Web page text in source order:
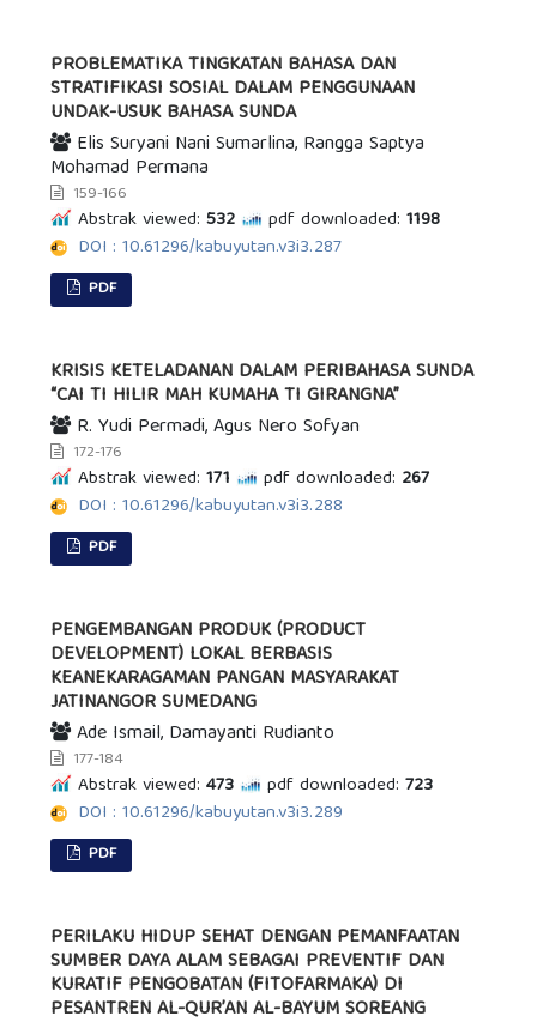
PROBLEMATIKA TINGKATAN BAHASA DAN
STRATIFIKASI SOSIAL DALAM PENGGUNAAN
UNDAK-USUK BAHASA SUNDA
Elis Suryani Nani Sumarlina, Rangga Saptya
Mohamad Permana
159-166
Abstrak viewed: 532 pdf downloaded: 1198
DOI : 10.61296/kabuyutan.v3i3.287
PDF
KRISIS KETELADANAN DALAM PERIBAHASA SUNDA
“CAI TI HILIR MAH KUMAHA TI GIRANGNA”
R. Yudi Permadi, Agus Nero Sofyan
172-176
Abstrak viewed: 171 pdf downloaded: 267
DOI : 10.61296/kabuyutan.v3i3.288
PDF
PENGEMBANGAN PRODUK (PRODUCT
DEVELOPMENT) LOKAL BERBASIS
KEANEKARAGAMAN PANGAN MASYARAKAT
JATINANGOR SUMEDANG
Ade Ismail, Damayanti Rudianto
177-184
Abstrak viewed: 473 pdf downloaded: 723
DOI : 10.61296/kabuyutan.v3i3.289
PDF
PERILAKU HIDUP SEHAT DENGAN PEMANFAATAN
SUMBER DAYA ALAM SEBAGAI PREVENTIF DAN
KURATIF PENGOBATAN (FITOFARMAKA) DI
PESANTREN AL-QUR’AN AL-BAYUM SOREANG